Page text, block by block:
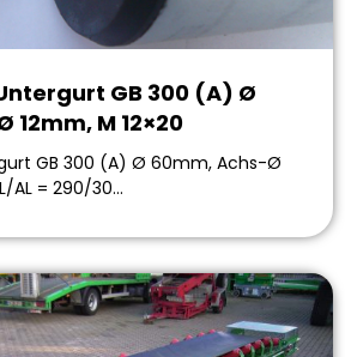
GB 300 (A) Ø
M 12×20
GB 300 (A) Ø 60mm, Achs-Ø
AL = 290/30…